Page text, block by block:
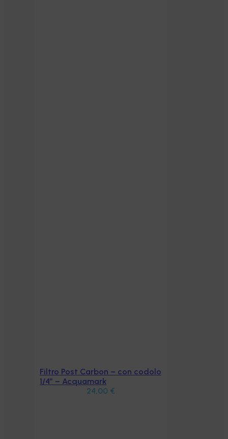
Aggiungi al carrello
Filtro Post Carbon – con codolo
1/4” – Acquamark
24,00 €